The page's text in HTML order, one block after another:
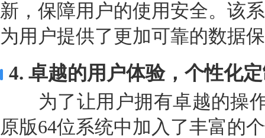
新，保障用户的使用安全。该
为用户提供了更加可靠的数据
4. 卓越的用户体验，个性化
为了让用户拥有卓越的操作
原版64位系统中加入了丰富的